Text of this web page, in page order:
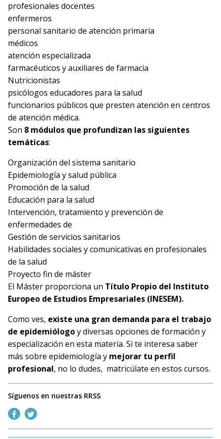
profesionales docentes
enfermeros
personal sanitario de atención primaria
médicos
atención especializada
farmacéuticos y auxiliares de farmacia
Nutricionistas
psicólogos educadores para la salud
funcionarios públicos que presten atención en centros
de atención médica.
Son 8 módulos que profundizan las siguientes
temáticas:
Organización del sistema sanitario
Epidemiología y salud pública
Promoción de la salud
Educación para la salud
Intervención, tratamiento y prevención de
enfermedades de
Gestión de servicios sanitarios
Habilidades sociales y comunicativas en profesionales
de la salud
Proyecto fin de máster
El Máster proporciona un Título Propio del Instituto
Europeo de Estudios Empresariales (INESEM).
Como ves, existe una gran demanda para el trabajo
de epidemiólogoy diversas opciones de formación y
especialización en esta materia. Si te interesa saber
más sobre epidemiología y mejorar tu perfil
profesional, no lo dudes, matricúlate en estos cursos.
Síguenos en nuestras RRSS